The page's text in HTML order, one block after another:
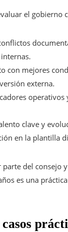
el gobierno
con mejores
externa.
operativos
clave y
en la plantilla
parte del consejo
es una práctica